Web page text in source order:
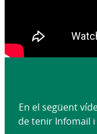
En el següent
de tenir Infomail